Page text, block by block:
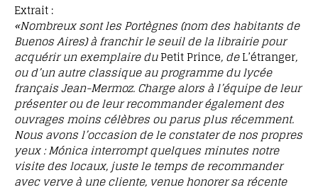
Extrait :
«Nombreux sont les Portègnes (nom des habitants de
Buenos Aires) à franchir le seuil de la librairie pour
acquérir un exemplaire duPetit Prince, deL’étranger,
ou d’un autre classique au programme du lycée
français Jean-Mermoz. Charge alors à l’équipe de leur
présenter ou de leur recommander également des
ouvrages moins célèbres ou parus plus récemment.
Nous avons l’occasion de le constater de nos propres
yeux : Mónica interrompt quelques minutes notre
visite des locaux, juste le temps de recommander
avec verve à une cliente, venue honorer sa récente